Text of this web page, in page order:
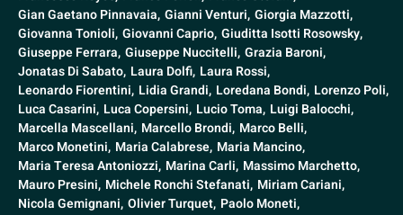
Gian Gaetano Pinnavaia, Gianni Venturi, Giorgia Mazzotti,
Giovanna Tonioli, Giovanni Caprio, Giuditta Isotti Rosowsky,
Giuseppe Ferrara, Giuseppe Nuccitelli, Grazia Baroni,
Jonatas Di Sabato, Laura Dolfi, Laura Rossi,
Leonardo Fiorentini, Lidia Grandi, Loredana Bondi, Lorenzo Poli,
Luca Casarini, Luca Copersini, Lucio Toma, Luigi Balocchi,
Marcella Mascellani, Marcello Brondi, Marco Belli,
Marco Monetini, Maria Calabrese, Maria Mancino,
Maria Teresa Antoniozzi, Marina Carli, Massimo Marchetto,
Mauro Presini, Michele Ronchi Stefanati, Miriam Cariani,
Nicola Gemignani, Olivier Turquet, Paolo Moneti,